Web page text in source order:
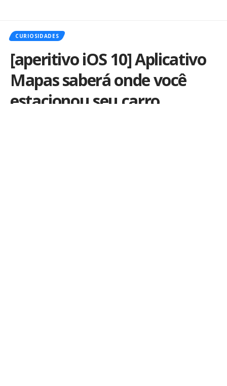
CURIOSIDADES
[aperitivo iOS 10] Aplicativo
Mapas saberá onde você
estacionou seu carro